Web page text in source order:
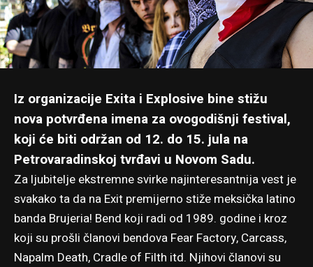
Iz organizacije Exita i Explosive bine stižu
nova potvrđena imena za ovogodišnji festival,
koji će biti održan od 12. do 15. jula na
Petrovaradinskoj tvrđavi u Novom Sadu.
Za ljubitelje ekstremne svirke najinteresantnija vest je
svakako ta da na Exit premijerno stiže meksička latino
banda Brujeria! Bend koji radi od 1989. godine i kroz
koji su prošli članovi bendova Fear Factory, Carcass,
Napalm Death, Cradle of Filth itd. Njihovi članovi su